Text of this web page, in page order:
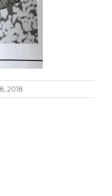
2018